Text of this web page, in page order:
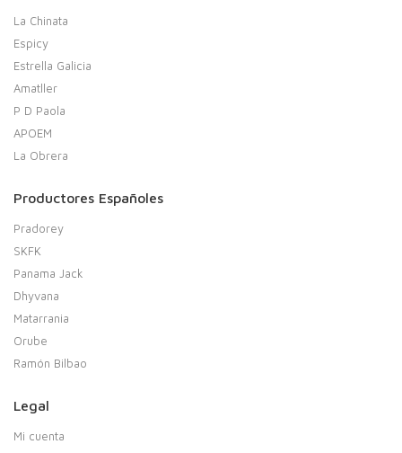
La Chinata
Espicy
Estrella Galicia
Amatller
P D Paola
APOEM
La Obrera
Productores Españoles
Pradorey
SKFK
Panama Jack
Dhyvana
Matarrania
Orube
Ramón Bilbao
Legal
Mi cuenta